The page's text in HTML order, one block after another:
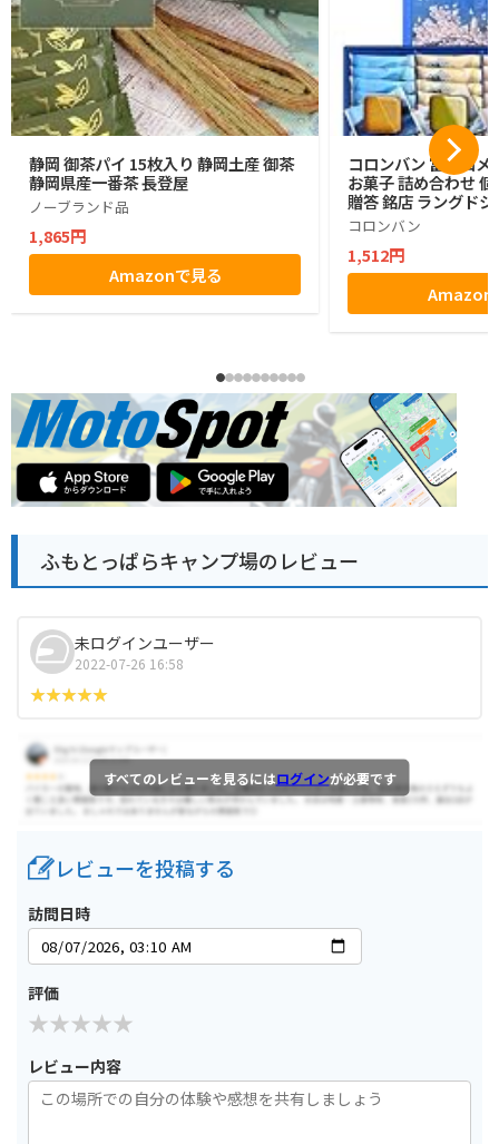
静岡 御茶パイ 15枚入り 静岡土産 御茶
静岡県産一番茶 長登屋
ノーブランド品
1,865円
Amazonで見る
コロンバン 富士山メ
お菓子 詰め合わせ
贈答 銘店 ラングド
コロンバン
1,512円
Amazon
ふもとっぱらキャンプ場のレビュー
未ログインユーザー
2022-07-26 16:58
すべてのレビューを見るにはログインが必要です
レビューを投稿する
訪問日時
評価
レビュー内容